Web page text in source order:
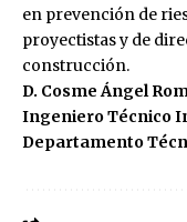
en prevención de
proyectistas y de
construcción.
D. Cosme Ángel
Ingeniero Técnico
Departamento